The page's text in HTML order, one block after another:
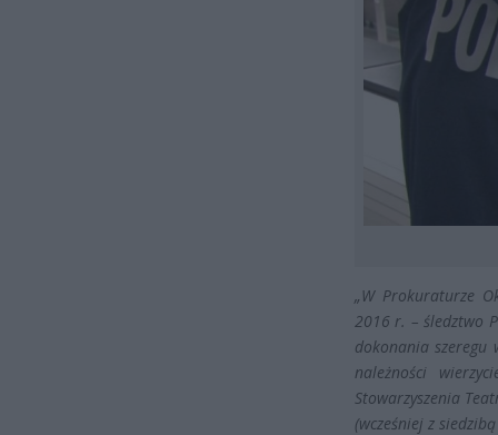
„W Prokuraturze
2016 r. – śledztwo
dokonania szeregu
należności
Stowarzyszenia
(wcześniej z